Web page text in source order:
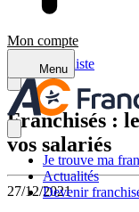
Mon compte
Menu
Je trouve ma
Actualités
Devenir
Retour à la liste
Franchisés :
vos salariés
27/12/2021